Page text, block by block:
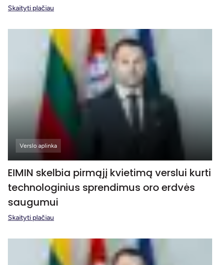
Skaityti plačiau
Verslo aplinka
EIMIN skelbia pirmąjį kvietimą verslui kurti
technologinius sprendimus oro erdvės
saugumui
Skaityti plačiau